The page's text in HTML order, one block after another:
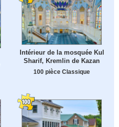
Intérieur de la mosquée Kul
Sharif, Kremlin de Kazan
100 pièce Classique